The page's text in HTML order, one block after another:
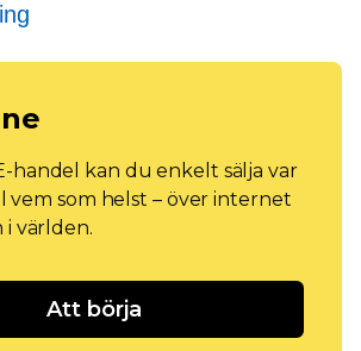
handel kan du enkelt sälja var
vem som helst – över internet
världen.
Att börja